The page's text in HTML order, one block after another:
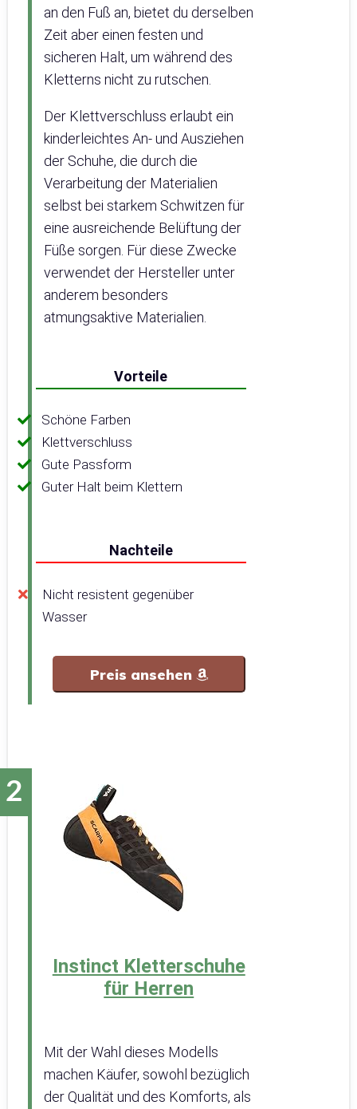
an den Fuß an, bietet du derselben
Zeit aber einen festen und
sicheren Halt, um während des
Kletterns nicht zu rutschen.
Der Klettverschluss erlaubt ein
kinderleichtes An- und Ausziehen
der Schuhe, die durch die
Verarbeitung der Materialien
selbst bei starkem Schwitzen für
eine ausreichende Belüftung der
Füße sorgen. Für diese Zwecke
verwendet der Hersteller unter
anderem besonders
atmungsaktive Materialien.
Vorteile
Schöne Farben
Klettverschluss
Gute Passform
Guter Halt beim Klettern
Nachteile
Nicht resistent gegenüber
Wasser
Preis ansehen
Instinct Kletterschuhe
für Herren
Mit der Wahl dieses Modells
machen Käufer, sowohl bezüglich
der Qualität und des Komforts, als